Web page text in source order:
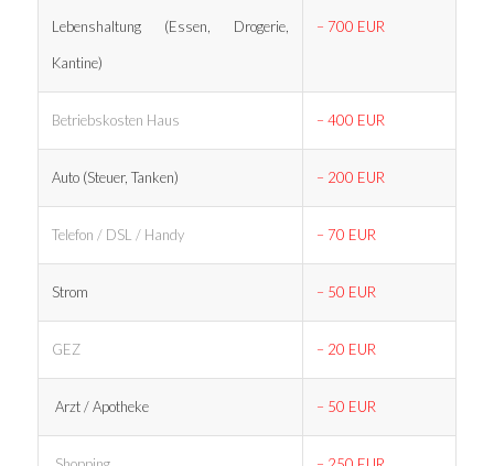
Lebenshaltung (Essen, Drogerie,
Kantine)
– 700 EUR
Betriebskosten Haus – 400 EUR
Auto (Steuer, Tanken) – 200 EUR
Telefon / DSL / Handy – 70 EUR
Strom – 50 EUR
GEZ – 20 EUR
Arzt / Apotheke – 50 EUR